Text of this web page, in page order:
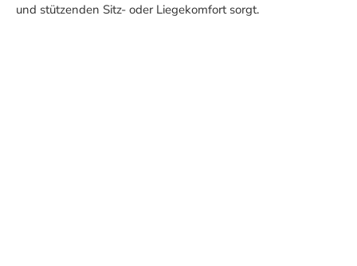
und stützenden Sitz- oder Liegekomfort sorgt.